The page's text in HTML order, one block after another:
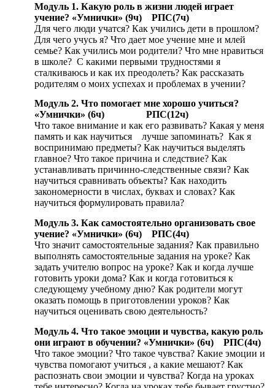
Модуль 1. Какую роль в жизни людей играет
учение? «Умнички» (9ч) РПС(7ч)
Для чего люди учатся? Как учились дети в прошлом?
Для чего учусь я? Что дает мое учение мне и млей
семье? Как учились мои родители? Что мне нравиться
в школе? С какими первыми трудностями я
сталкиваюсь и как их преодолеть? Как рассказать
родителям о моих успехах и проблемах в учении?
Модуль 2. Что помогает мне хорошо учиться?
«Умнички» (6ч) РПС(12ч)
Что такое внимание и как его развивать? Какая у меня
память и как научиться лучше запоминать? Как я
воспринимаю предметы? Как научиться выделять
главное? Что такое причина и следствие? Как
устанавливать причинно-следственные связи? Как
научиться сравнивать объекты? Как находить
закономерности в числах, буквах и словах? Как
научиться формулировать правила?
Модуль 3. Как самостоятельно организовать свое
учение? «Умнички» (6ч) РПС(4ч)
Что значит самостоятельные задания? Как правильно
выполнять самостоятельные задания на уроке? Как
задать учителю вопрос на уроке? Как и когда лучше
готовить уроки дома? Как и когда готовиться к
следующему учебному дню? Как родители могут
оказать помощь в приготовлении уроков? Как
научиться оценивать свою деятельность?
Модуль 4. Что такое эмоции и чувства, какую роль
они играют в обучении? «Умнички» (6ч) РПС(4ч)
Что такое эмоции? Что такое чувства? Какие эмоции и
чувства помогают учиться , а какие мешают? Как
распознать свои эмоции и чувства? Когда на уроках